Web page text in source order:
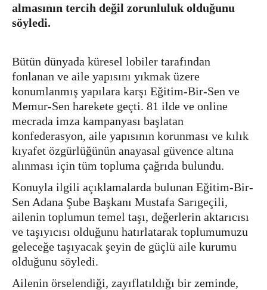
almasının tercih değil zorunluluk olduğunu
söyledi.
Bütün dünyada küresel lobiler tarafından
fonlanan ve aile yapısını yıkmak üzere
konumlanmış yapılara karşı Eğitim-Bir-Sen ve
Memur-Sen harekete geçti. 81 ilde ve online
mecrada imza kampanyası başlatan
konfederasyon, aile yapısının korunması ve kılık
kıyafet özgürlüğünün anayasal güvence altına
alınması için tüm topluma çağrıda bulundu.
Konuyla ilgili açıklamalarda bulunan Eğitim-Bir-
Sen Adana Şube Başkanı Mustafa Sarıgeçili,
ailenin toplumun temel taşı, değerlerin aktarıcısı
ve taşıyıcısı olduğunu hatırlatarak toplumumuzu
geleceğe taşıyacak şeyin de güçlü aile kurumu
olduğunu söyledi.
Ailenin örselendiği, zayıflatıldığı bir zeminde,